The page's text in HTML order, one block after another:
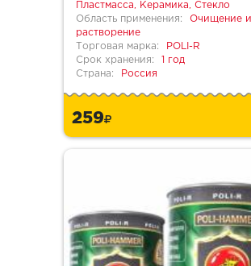
Пластмасса, Керамика, Стекло
Область применения:
Очищение и
растворение
Торговая марка:
POLI-R
Срок хранения:
1 год
Страна:
Россия
259